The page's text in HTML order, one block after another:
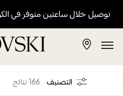
توصيل خلال ساعتين متوفر في
التصنيف 166 نتائج